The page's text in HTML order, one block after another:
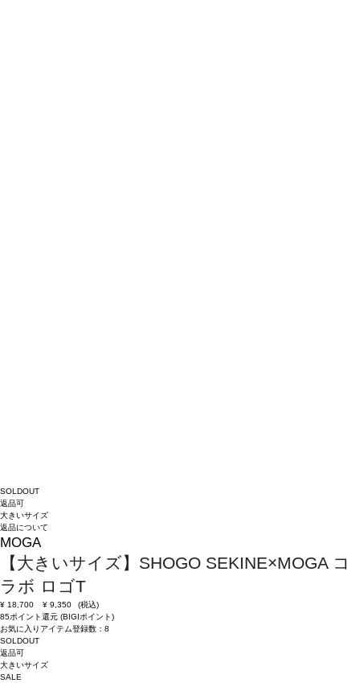
SOLDOUT
返品可
大きいサイズ
返品について
MOGA
【大きいサイズ】SHOGO SEKINE×MOGA コ
ラボ ロゴT
¥ 18,700 ¥ 9,350
(税込)
85ポイント還元 (BIGIポイント)
お気に入りアイテム登録数： 8
SOLDOUT
返品可
大きいサイズ
SALE